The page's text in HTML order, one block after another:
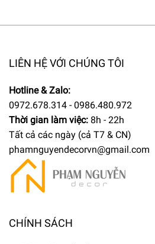
LIÊN HỆ VỚI CHÚNG TÔI
Hotline & Zalo:
0972.678.314 - 0986.480.972
Thời gian làm việc: 8h - 22h
Tất cả các ngày (cả T7 & CN)
phamnguyendecorvn@gmail.com
CHÍNH SÁCH